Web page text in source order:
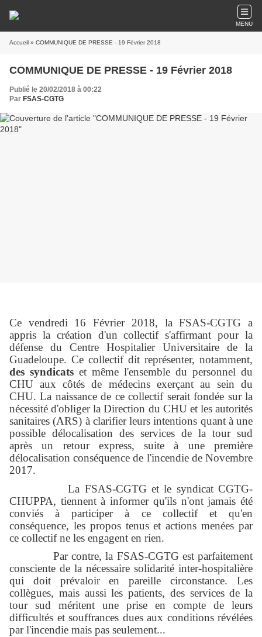
MENU
Accueil » COMMUNIQUE DE PRESSE - 19 Février 2018
COMMUNIQUE DE PRESSE - 19 Février 2018
Publié le 20/02/2018 à 00:22
Par FSAS-CGTG
Ce vendredi 16 Février 2018, la FSAS-CGTG a
appris la création d'un collectif s'affirmant pour la
défense du Centre Hospitalier Universitaire de la
Guadeloupe. Ce collectif dit représenter, notamment,
des syndicats et même l'ensemble du personnel du
CHU aux côtés de médecins exerçant au sein du
CHU. La naissance de ce collectif serait fondée sur la
nécessité d'obliger la Direction du CHU et les autorités
sanitaires (ARS) à clarifier leurs intentions quant à une
possible délocalisation des services de la tour sud
après un retour express, suite à une première
délocalisation conséquence de l'incendie de Novembre
2017.
La FSAS-CGTG et le syndicat CGTG-
CHUPPA, tiennent à informer qu'ils n'ont jamais été
conviés à participer à ce collectif et qu'en
conséquence, les propos tenus et actions menées par
ce collectif ne les engagent en rien.
Par contre, la FSAS-CGTG est parfaitement
consciente de la nécessaire solidarité inter-hospitalière
qui doit prévaloir en pareille circonstance. Les
collègues, mais aussi les patients, des services de la
tour sud méritent une prise en compte de leurs
difficultés et souffrances dues aux conditions révélées
par l'incendie mais pas seulement...